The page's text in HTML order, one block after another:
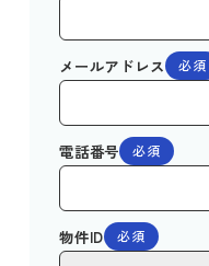
メールアドレス 必須
電話番号 必須
物件ID 必須